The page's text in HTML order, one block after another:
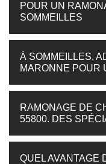
POUR UN
SOMMEILLES
À SOMMEILLES,
MARONNE POUR
RAMONAGE DE
55800. DES
QUEL AVANTAGE